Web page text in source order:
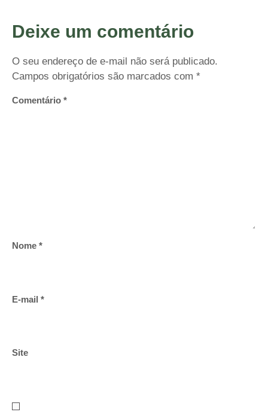
Deixe um comentário
O seu endereço de e-mail não será publicado.
Campos obrigatórios são marcados com *
Comentário *
Nome *
E-mail *
Site